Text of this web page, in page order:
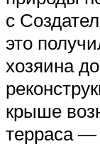
с
это
хозяина
крыше
терраса —